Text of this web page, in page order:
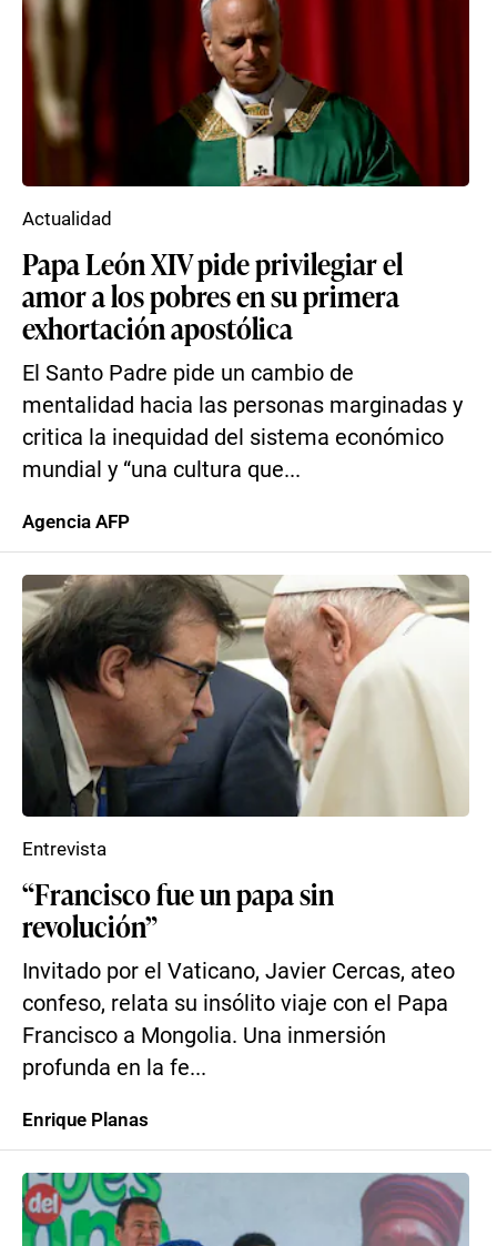
Papa León XIV pide privilegiar el
amor a los pobres en su primera
exhortación apostólica
El Santo Padre pide un cambio de
mentalidad hacia las personas marginadas y
critica la inequidad del sistema económico
mundial y “una cultura que...
Actualidad
Agencia AFP
“Francisco fue un papa sin
revolución”
Invitado por el Vaticano, Javier Cercas, ateo
confeso, relata su insólito viaje con el Papa
Francisco a Mongolia. Una inmersión
profunda en la fe...
Entrevista
Enrique Planas